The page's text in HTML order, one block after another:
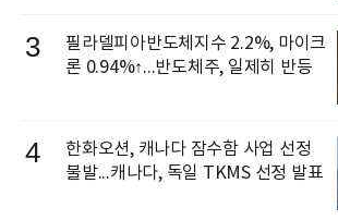
3
필라델피아반도체지수 2.2%, 마이크
론 0.94%↑...반도체주, 일제히 반등
4
한화오션, 캐나다 잠수함 사업 선정
불발...캐나다, 독일 TKMS 선정 발표